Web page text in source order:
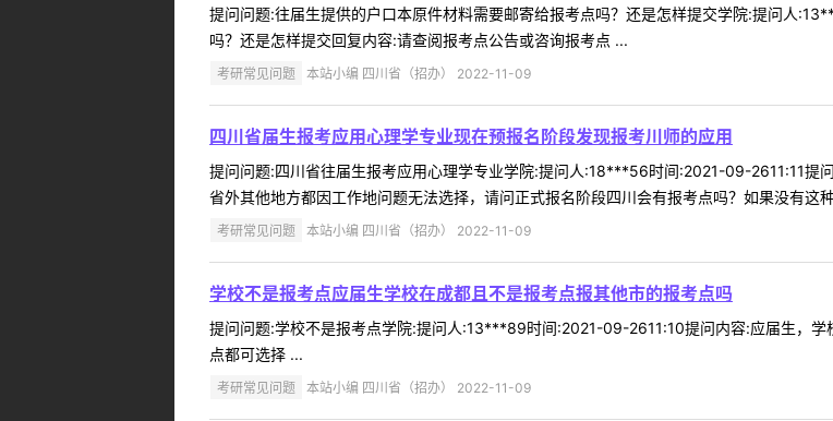
提问问题:往届生提供的户口本原件材料需要邮寄给报考点吗？还是怎样提交学院:提问人
吗？还是怎样提交回复内容:请查阅报考点公告或咨询报考点 ...
考研常见问题 本站小编 四川省（招办） 2022-11-09
四川省届生报考应用心理学专业现在预报名阶段发现报考川师的应用
提问问题:四川省往届生报考应用心理学专业学院:提问人:18***56时间:2021-09-2611:11提
省外其他地方都因工作地问题无法选择，请问正式报名阶段四川会有报考点吗？如果没有这
考研常见问题 本站小编 四川省（招办） 2022-11-09
学校不是报考点应届生学校在成都且不是报考点报其他市的报考点吗
提问问题:学校不是报考点学院:提问人:13***89时间:2021-09-2611:10提问内容:应届生，
点都可选择 ...
考研常见问题 本站小编 四川省（招办） 2022-11-09